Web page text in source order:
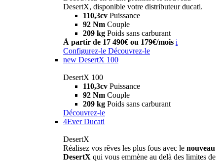
DesertX, disponible votre distributeur ducati.
110,3cv Puissance
92 Nm Couple
209 kg Poids sans carburant
À partir de 17 490€ ou 179€/mois i
Configurez-le Découvrez-le
new DesertX 100
DesertX 100
110,3cv Puissance
92 Nm Couple
209 kg Poids sans carburant
Découvrez-le
4Ever Ducati
DesertX
Réalisez vos rêves les plus fous avec le nouveau
DesertX qui vous emmène au delà des limites de